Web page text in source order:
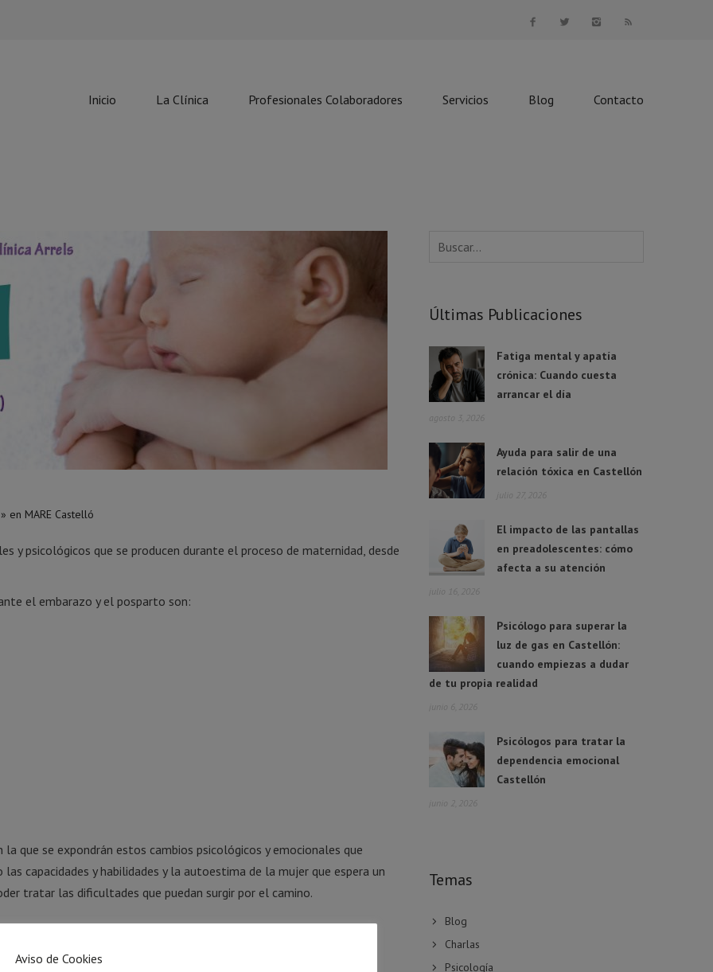
Inicio La Clínica Profesionales Colaboradores Servicios Blog Contacto
en MARE Castelló
y psicológicos que se producen durante el proceso de maternidad, desde
el embarazo y el posparto son:
que se expondrán estos cambios psicológicos y emocionales que
capacidades y habilidades y la autoestima de la mujer que espera un
tratar las dificultades que puedan surgir por el camino.
Últimas Publicaciones
Fatiga mental y apatía
crónica: Cuando cuesta
arrancar el día
agosto 3, 2026
Ayuda para salir de una
relación tóxica en Castellón
julio 27, 2026
El impacto de las pantallas
en preadolescentes: cómo
afecta a su atención
julio 16, 2026
Psicólogo para superar la
luz de gas en Castellón:
cuando empiezas a dudar
de tu propia realidad
junio 6, 2026
Psicólogos para tratar la
dependencia emocional
Castellón
junio 2, 2026
Temas
Blog
Charlas
Psicología
Aviso de Cookies